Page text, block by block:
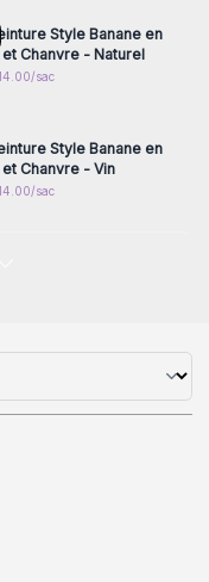
Style Banane en
Chanvre - Naturel
sac
Connectez-vous ou
Style Banane en
Chanvre - Vin
sac